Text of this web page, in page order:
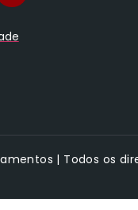
| Todos os